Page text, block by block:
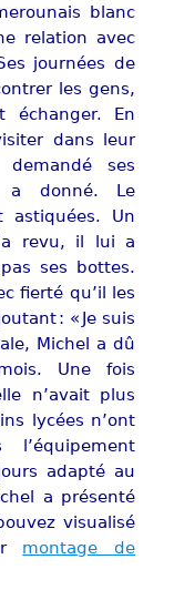
blanc
relation avec
journées de
les gens,
échanger. En
dans leur
ses
a donné. Le
astiquées. Un
revu, il lui a
ses bottes.
fierté qu’il les
: « Je suis
Michel a dû
Une fois
n’avait plus
lycées n’ont
adapté au
a présenté
visualisé
montage de